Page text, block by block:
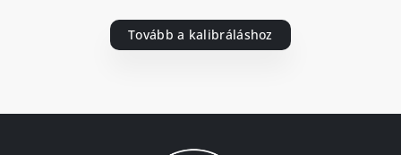
Tovább a kalibráláshoz